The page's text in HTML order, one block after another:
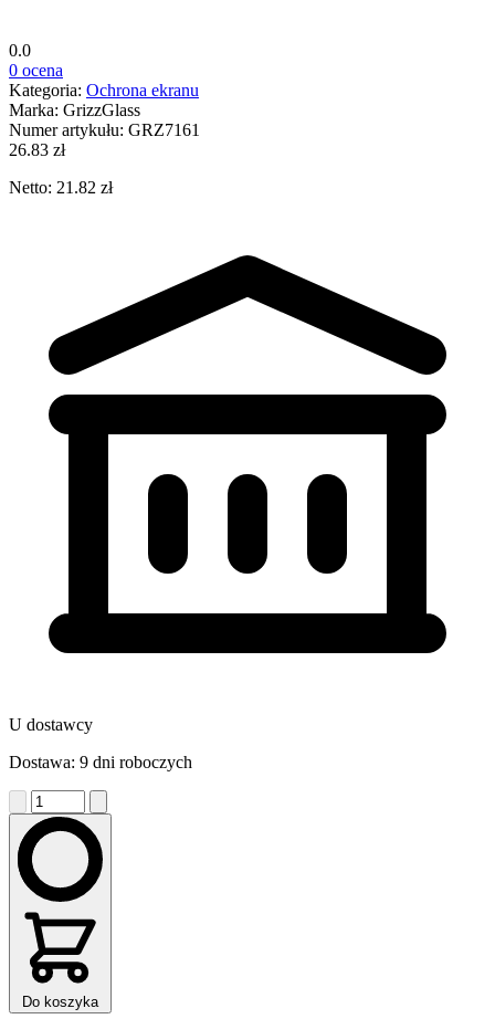
0.0
0 ocena
Kategoria: Ochrona ekranu
Marka: GrizzGlass
Numer artykułu: GRZ7161
26.83 zł
Netto: 21.82 zł
U dostawcy
Dostawa: 9 dni roboczych
Do koszyka